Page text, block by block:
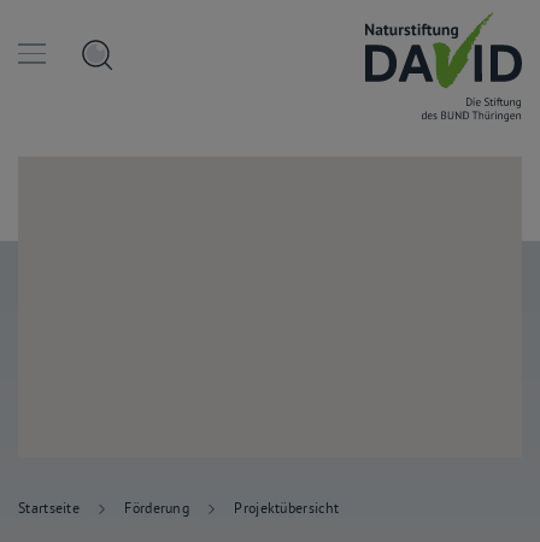
Startseite Förderung Projektübersicht